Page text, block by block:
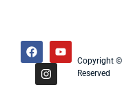
Copyright
Reserved